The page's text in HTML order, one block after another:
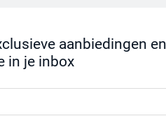
aanbiedingen en
in je inbox